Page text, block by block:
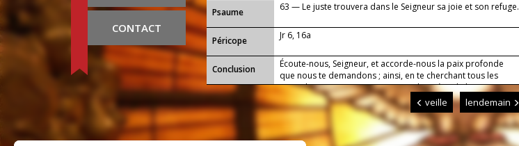
CONTACT
Psaume 63 — Le juste trouvera dans le Seigneur sa joie et son refuge.
Péricope Jr 6, 16a
Conclusion
Écoute-nous, Seigneur, et accorde-nous la paix profonde
que nous te demandons ; ainsi, en te cherchant tous les
jours de notre vie, et soutenus par la prière de la Vierge
Marie, nous parviendrons sans encombre jusqu'à toi.
veille lendemain